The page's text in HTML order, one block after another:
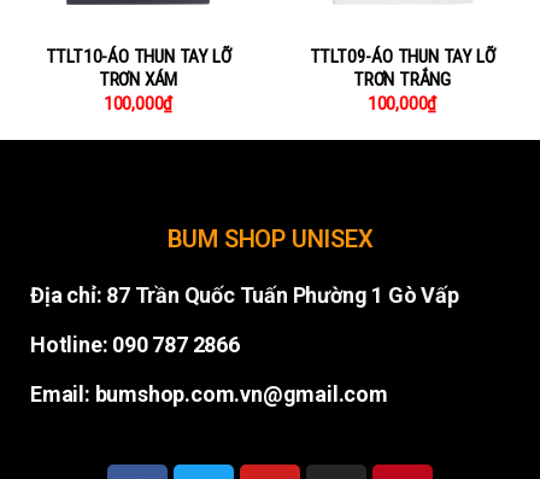
TTLT10-ÁO THUN TAY LỠ
TRƠN XÁM
100,000₫
TTLT09-ÁO THUN TAY LỠ
TRƠN TRẮNG
100,000₫
BUM SHOP UNISEX
Địa chỉ: 87 Trần Quốc Tuấn Phường 1 Gò Vấp
Hotline: 090 787 2866
Email: bumshop.com.vn@gmail.com